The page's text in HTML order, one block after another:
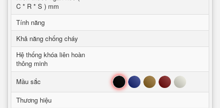
C * R * S ) mm
Tính năng
Khả năng chống cháy
Hệ thống khóa liên hoàn
thông minh
Mầu sắc
Đen Xanh Nâu Đỏ Trắng
Thương hiệu